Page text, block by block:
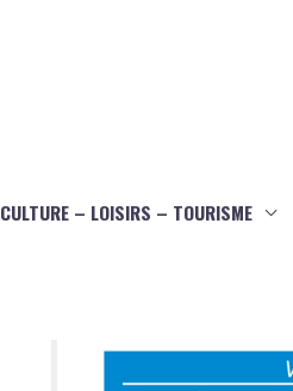
CULTURE – LOISIRS – TOURISME